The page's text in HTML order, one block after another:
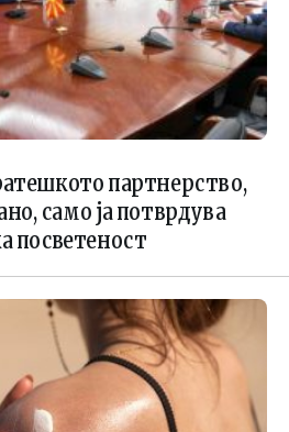
партнерство,
само ја потврдува
посветеност